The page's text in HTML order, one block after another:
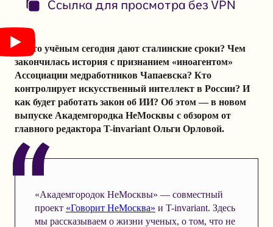
Ссылка для просмотра без VPN
За что учёным сегодня дают сталинские сроки? Чем
закончилась история с признанием «иноагентом»
Ассоциации медработников Чапаевска? Кто
контролирует искусственный интеллект в России? И
как будет работать закон об ИИ? Об этом — в новом
выпуске Академгородка НеМосквы с обзором от
главного редактора T-invariant Ольги Орловой.
«Академгородок НеМосквы» — совместный
проект «Говорит НеМосква» и T-invariant. Здесь
мы рассказываем о жизни ученых, о том, что не